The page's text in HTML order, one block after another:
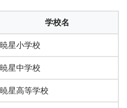
学校名
暁星小学校
暁星中学校
暁星高等学校